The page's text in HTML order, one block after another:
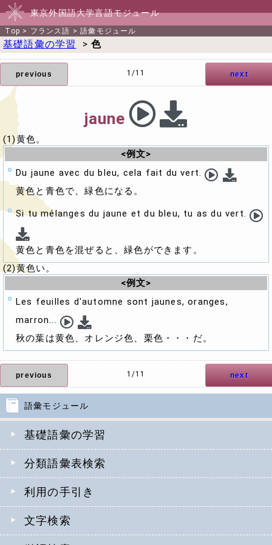
東京外国語大学言語モジュール
Top > フランス語 >語彙モジュール
語彙モジュール
基礎語彙の学習
分類語彙表検索
利用の手引き
文字検索
基礎語彙の学習 >色
previous next
1/11
jaune
(1)黄色。
<例文>
Du jaune avec du bleu, cela fait du vert.
黄色と青色で、緑色になる。
Si tu mélanges du jaune et du bleu, tu as du vert.
黄色と青色を混ぜると、緑色ができます。
(2)黄色い。
<例文>
Les feuilles d'automne sont jaunes, oranges,
marron...
秋の葉は黄色、オレンジ色、栗色・・・だ。
previous next
1/11